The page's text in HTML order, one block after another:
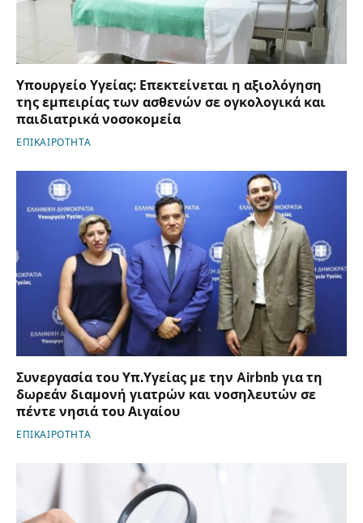
Υπουργείο Υγείας: Επεκτείνεται η αξιολόγηση
της εμπειρίας των ασθενών σε ογκολογικά και
παιδιατρικά νοσοκομεία
ΕΠΙΚΑΙΡΟΤΗΤΑ
Συνεργασία του Υπ.Υγείας με την Airbnb για τη
δωρεάν διαμονή γιατρών και νοσηλευτών σε
πέντε νησιά του Αιγαίου
ΕΠΙΚΑΙΡΟΤΗΤΑ